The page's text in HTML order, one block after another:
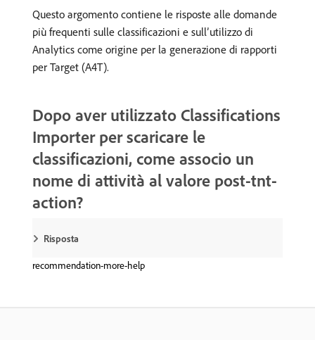
Questo argomento contiene le risposte alle domande
più frequenti sulle classificazioni e sull’utilizzo di
Analytics come origine per la generazione di rapporti
per Target (A4T).
Dopo aver utilizzato Classifications
Importer per scaricare le
classificazioni, come associo un
nome di attività al valore post-tnt-
action?
Risposta
recommendation-more-help